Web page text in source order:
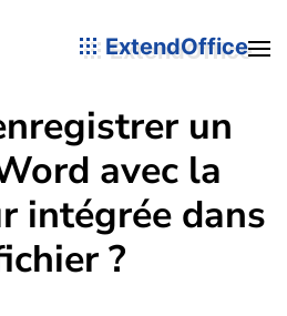
ExtendOffice
un
avec la
intégrée dans
?